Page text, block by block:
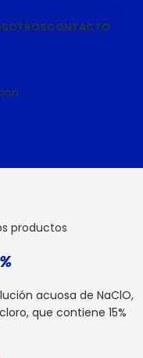
CONTACTO
productos
acuosa de NaClO,
que contiene 15%